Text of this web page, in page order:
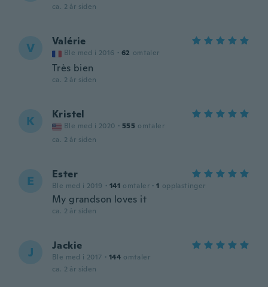
ca. 2 år siden
V Valérie
Ble med i 2016 · 62 omtaler
Très bien
ca. 2 år siden
K Kristel
Ble med i 2020 · 555 omtaler
ca. 2 år siden
E Ester
Ble med i 2019 · 141 omtaler · 1 opplastinger
My grandson loves it
ca. 2 år siden
J Jackie
Ble med i 2017 · 144 omtaler
ca. 2 år siden